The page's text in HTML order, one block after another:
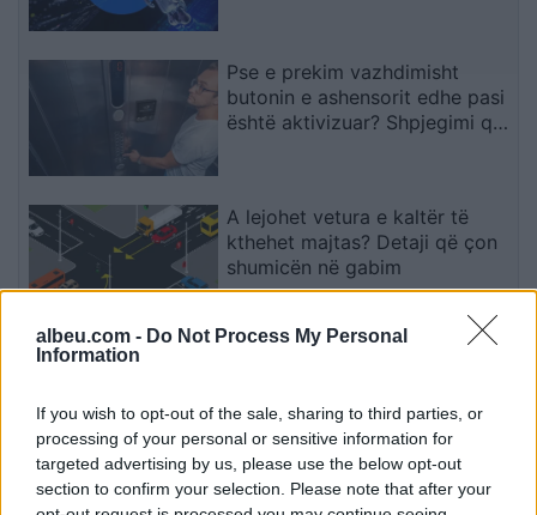
albeu.com - Do Not Process My Personal
Information
If you wish to opt-out of the sale, sharing to third parties, or
processing of your personal or sensitive information for
targeted advertising by us, please use the below opt-out
section to confirm your selection. Please note that after your
Pse e prekim vazhdimisht
butonin e ashensorit edhe pasi
është aktivizuar? Shpjegimi që
A lejohet vetura e kaltër të
kthehet majtas? Detaji që çon
shumicën në gabim
çfarë zbuloi pas shtatë
bisedash me të panjohur